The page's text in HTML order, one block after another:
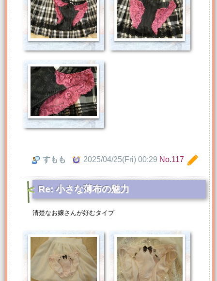
すもも 2025/04/25(Fri) 00:29 No.117
Re: 小さな薄布の魅力
清楚なお嬢さんが好むタイプ